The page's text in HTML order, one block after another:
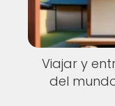
Viajar y
del